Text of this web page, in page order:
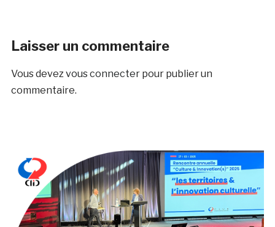
Laisser un commentaire
Vous devezvous connecterpour publier un
commentaire.